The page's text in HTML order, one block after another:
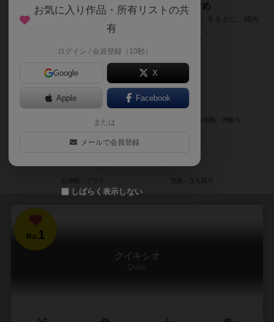
『サンセットペンギン』が好きな方へのおすすめ
このゲームのトップページで投票された「プレイ感の評価」をもとに、傾向
が近いボードゲームをランキング形式で紹介します。
No.1
クイキシオ
Quixo
お気に入り作品・所有リストの共
有
ログイン / 会員登録（10秒）
Google X
Apple Facebook
または
メールで会員登録
しばらく表示しない